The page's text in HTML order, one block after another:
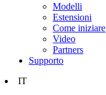
Modelli
Estensioni
Come iniziare
Video
Partners
Supporto
IT